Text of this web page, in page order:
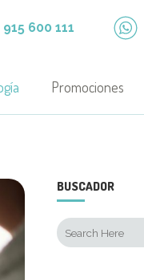
915 600 111
Promociones
BUSCADOR